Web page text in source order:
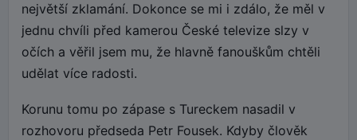
největší zklamání. Dokonce se mi i zdálo, že měl v
jednu chvíli před kamerou České televize slzy v
očích a věřil jsem mu, že hlavně fanouškům chtěli
udělat více radosti.
Korunu tomu po zápase s Tureckem nasadil v
rozhovoru předseda Petr Fousek. Kdyby člověk